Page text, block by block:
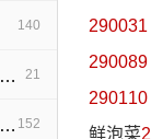
140
罐头食品（软包装食品不包括在内，随原料制成品归类） 21
腌渍、干制水果及果蔬制零食小吃 152
290031
290089
290110
鲜泡菜